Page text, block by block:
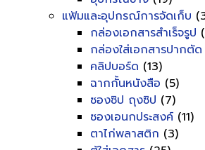
แฟ้มและอุปกรณ์การจัดเก็บ
กล่องเอกสารสำเร็จรูป
กล่องใส่เอกสารปากตัด
คลิปบอร์ด (13)
ฉากกั้นหนังสือ (5)
ซองซิป ถุงซิป (7)
ซองเอนกประสงค์ (11)
ตาไก่พลาสติก (3)